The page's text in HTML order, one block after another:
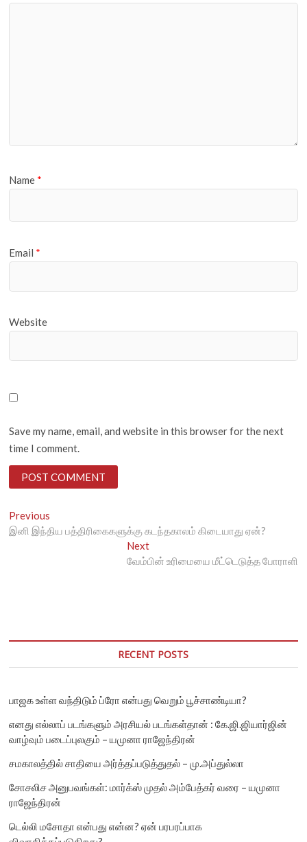
Name *
Email *
Website
Save my name, email, and website in this browser for the next
time I comment.
Post
navigation
Previous
post:
இனி இந்திய பத்திரிகைகளுக்கு கடந்தகாலம் கிடையாது ஏன்?
NextNext
post:
வேம்பின் உரிமையை மீட்டெடுத்த போராளி
RECENT POSTS
பாஜக உள்ள வந்திடும் ப்ரோ என்பது வெறும் பூச்சாண்டியா?
எனது எல்லாப் படங்களும் அரசியல் படங்கள்தான் : கே.ஜி.ஜியார்ஜின்
வாழ்வும் படைப்புலகும் – யமுனா ராஜேந்திரன்
சமகாலத்தில் சாதியை அர்த்தப்படுத்துதல் – மு.அப்துல்லா
சோசலிச அனுபவங்கள்: மார்க்ஸ் முதல் அம்பேத்கர் வரை – யமுனா
ராஜேந்திரன்
டெல்லி மசோதா என்பது என்ன? ஏன் பரபரப்பாக